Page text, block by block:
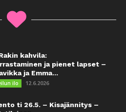
kahvila:
ja pienet lapset –
ja Emma...
ilo 12.6.2026
ti 26.5. – Kisajännitys –